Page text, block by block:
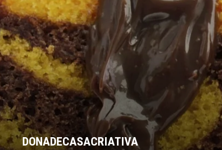
DONADECASACRIATIVA